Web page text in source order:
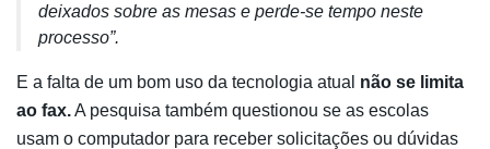
deixados sobre as mesas e perde-se tempo neste
processo”.
E a falta de um bom uso da tecnologia atual não se limita
ao fax.A pesquisa também questionou se as escolas
usam o computador para receber solicitações ou dúvidas